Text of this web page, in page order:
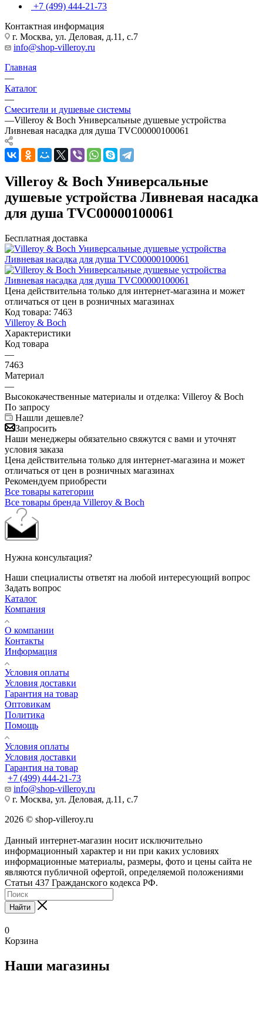
+7 (499) 444-21-73
Контактная информация
г. Москва, ул. Деловая, д.11, с.7
info@shop-villeroy.ru
Главная
—
Каталог
—
Смесители и душевые системы
—Villeroy & Boch Универсальные душевые устройства
Ливневая насадка для душа TVC00000100061
Villeroy & Boch Универсальные
душевые устройства Ливневая насадка
для душа TVC00000100061
Бесплатная доставка
Цена действительна только для интернет-магазина и может
отличаться от цен в розничных магазинах
Код товара: 7463
Villeroy & Boch
Характеристики
Код товара
—
7463
Материал
—
Высококачественные материалы и отделка: Villeroy & Boch
По запросу
Нашли дешевле?
Запросить
Наши менеджеры обязательно свяжутся с вами и уточнят
условия заказа
Цена действительна только для интернет-магазина и может
отличаться от цен в розничных магазинах
Рекомендуем приобрести
Все товары категории
Все товары бренда Villeroy & Boch
Нужна консультация?
Наши специалисты ответят на любой интересующий вопрос
Задать вопрос
Каталог
Компания
О компании
Контакты
Информация
Условия оплаты
Условия доставки
Гарантия на товар
Оптовикам
Политика
Помощь
Условия оплаты
Условия доставки
Гарантия на товар
+7 (499) 444-21-73
info@shop-villeroy.ru
г. Москва, ул. Деловая, д.11, с.7
2026 © shop-villeroy.ru
Данный интернет-магазин носит исключительно
информационный характер и ни при каких условиях
информационные материалы, размеры, фото и цены сайта не
являются публичной офертой, определяемой положениями
Статьи 437 Гражданского кодекса РФ.
Найти
0
Корзина
Наши магазины